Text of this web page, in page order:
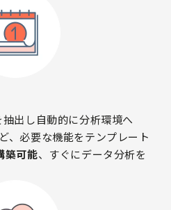
出し自動的に分析環境へ
、必要な機能をテンプレート
築可能、すぐにデータ分析を